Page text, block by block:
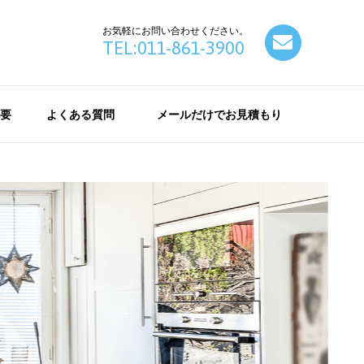
お気軽にお問い合わせください。
TEL:011-861-3900
よくある質問 メールだけでお見積もり